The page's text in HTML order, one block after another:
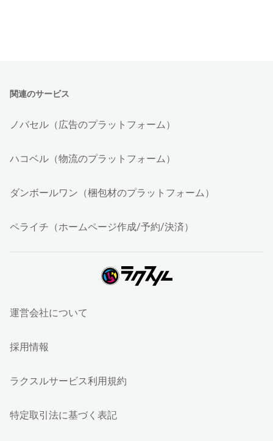
関連のサービス
ノバセル（広告のプラットフォーム）
ハコベル（物流のプラットフォーム）
ダンボールワン（梱包材のプラットフォーム）
ペライチ（ホームページ作成/予約/決済）
運営会社について
採用情報
ラクスルサービス利用規約
特定取引法に基づく表記